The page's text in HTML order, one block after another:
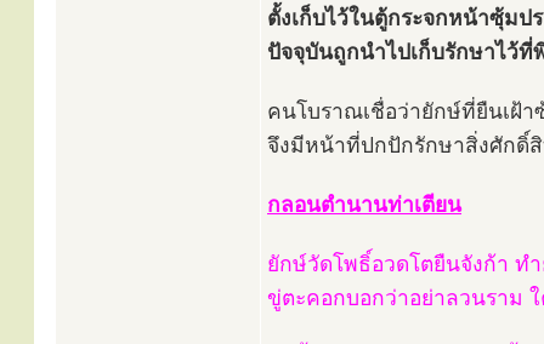
ตั้งเก็บไว้ในตู้กระจกหน้าซุ้มป
ปัจจุบันถูกนำไปเก็บรักษาไว้
คนโบราณเชื่อว่ายักษ์ที่ยืนเฝ้
จึงมีหน้าที่ปกปักรักษาสิ่งศักดิ์
กลอนตำนานท่าเตียน
ยักษ์วัดโพธิ์อวดโตยืนจังก้า ท
ขู่ตะคอกบอกว่าอย่าลวนราม